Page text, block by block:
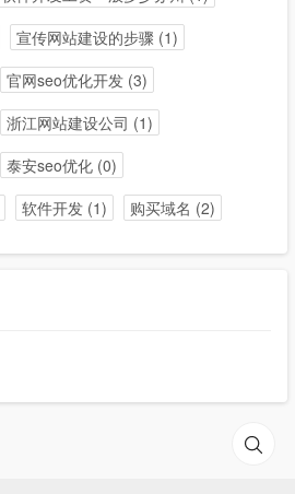
宣传网站建设的步骤 (1)
官网seo优化开发(3)
浙江网站建设公司 (1)
泰安seo优化(0)
软件开发(1) 购买域名 (2)